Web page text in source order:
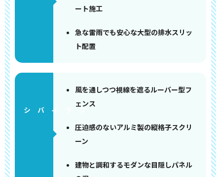
ート施工
急な雷雨でも安心な大型の排水スリッ
ト配置
風を通しつつ視線を遮るルーバー型フ
ェンス
圧迫感のないアルミ製の縦格子スクリ
ーン
建物と調和するモダンな目隠しパネル